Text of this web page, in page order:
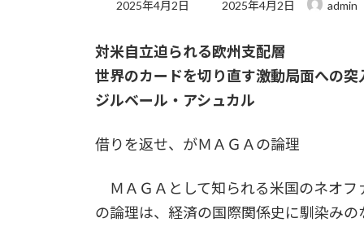
2025年4月2日
新
日
時
:
2025年4月2日 admin
対米自立迫られる欧州支配層
世界のカードを切り直す激動局面への突
ジルベール・アシュカル
借りを返せ、がＭＡＧＡの論理
ＭＡＧＡとして知られる米国のネオフ
の論理は、経済の国際関係史に馴染み